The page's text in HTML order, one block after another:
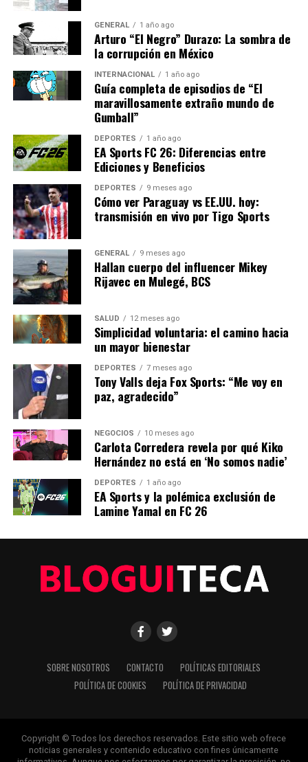
cuentas remuneradas
El ajuste en la tasa de B100 podría tener repercusiones
en su competitividad dentro del mercado. Aunque la
reducción al 1,75% TAE la aleja de las ofertas más
lucrativas, la ausencia de requisitos adicionales sigue
siendo un punto a favor. Además, el mercado de cuentas
remuneradas es dinámico, y las tasas de otras entidades
podrían cambiar antes del 10 de septiembre, lo que
podría devolver a B100 una posición más favorable.
En conclusión, los clientes actuales y potenciales de
B100 deben considerar sus opciones antes de la fecha
límite de septiembre. La decisión dependerá de sus
necesidades individuales y de su disposición a cumplir
con posibles requisitos adicionales en otras entidades.
Mientras tanto, el mercado financiero sigue observando
de cerca estos movimientos, anticipando posibles
ajustes en las estrategias de otras instituciones
financieras.
NOTICIAS RELACIONADAS:
SIGUIENTE
Veterinarios podrán dispensar medicamentos: avance y
desafíos
ANTERIOR
Gonzalo Bernardos advierte sobre la crisis inmobiliaria
en España
Editorial
Con años de experiencia en primera línea, buscamos los
hechos, los verificamos con rigor y contamos las historias que
dan forma a nuestro mundo. Impulsados por la integridad y
la tecnología con un análisis preciso y profundo. Cuando los
titulares cambian cada minuto, puedes contar con nosotros
bandeja de plata.
GENERAL 1 año ago
Arturo “El Negro” Durazo: La sombra de
la corrupción en México
INTERNACIONAL 1 año ago
Guía completa de episodios de “El
maravillosamente extraño mundo de
Gumball”
DEPORTES 1 año ago
EA Sports FC 26: Diferencias entre
Ediciones y Beneficios
DEPORTES 9 meses ago
Cómo ver Paraguay vs EE.UU. hoy:
transmisión en vivo por Tigo Sports
GENERAL 9 meses ago
Hallan cuerpo del influencer Mikey
Rijavec en Mulegé, BCS
SALUD 12 meses ago
Simplicidad voluntaria: el camino hacia
un mayor bienestar
DEPORTES 7 meses ago
Tony Valls deja Fox Sports: “Me voy en
paz, agradecido”
NEGOCIOS 10 meses ago
Carlota Corredera revela por qué Kiko
Hernández no está en ‘No somos nadie’
DEPORTES 1 año ago
EA Sports y la polémica exclusión de
Lamine Yamal en FC 26
SOBRE NOSOTROS CONTACTO
POLÍTICAS EDITORIALES
POLÍTICA DE COOKIES
POLÍTICA DE PRIVACIDAD
Copyright © Todos los derechos reservados. Este sitio web ofrece
noticias generales y contenido educativo con fines únicamente